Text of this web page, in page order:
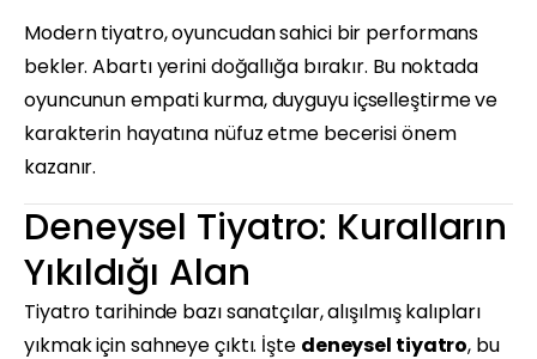
Modern tiyatro, oyuncudan sahici bir performans
bekler. Abartı yerini doğallığa bırakır. Bu noktada
oyuncunun empati kurma, duyguyu içselleştirme ve
karakterin hayatına nüfuz etme becerisi önem
kazanır.
Deneysel Tiyatro: Kuralların
Yıkıldığı Alan
Tiyatro tarihinde bazı sanatçılar, alışılmış kalıpları
yıkmak için sahneye çıktı. İşte deneysel tiyatro, bu